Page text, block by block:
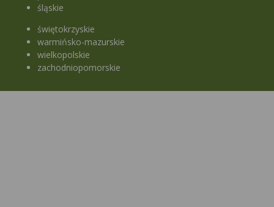
śląskie
świętokrzyskie
warmińsko-mazurskie
wielkopolskie
zachodniopomorskie